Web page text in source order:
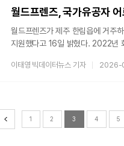
두 번째 런트립을 진행한다.‘소노
월드프렌즈, 국가유공자
월드프렌즈가 제주 한림읍에 거주
지원했다고 16일 밝혔다. 2022년
공익법인으로 가난과 질병, 굶주림
이태영 빅데이터뉴스 기자 2026-
1 2 3 4 5